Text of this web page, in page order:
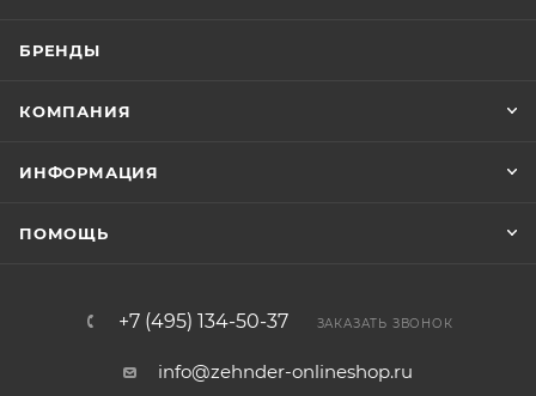
БРЕНДЫ
КОМПАНИЯ
ИНФОРМАЦИЯ
ПОМОЩЬ
+7 (495) 134-50-37 ЗАКАЗАТЬ ЗВОНОК
info@zehnder-onlineshop.ru